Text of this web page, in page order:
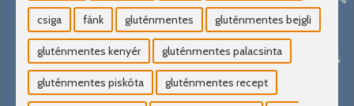
csiga fánk gluténmentes gluténmentes bejgli
gluténmentes kenyér gluténmentes palacsinta
gluténmentes piskóta gluténmentes recept